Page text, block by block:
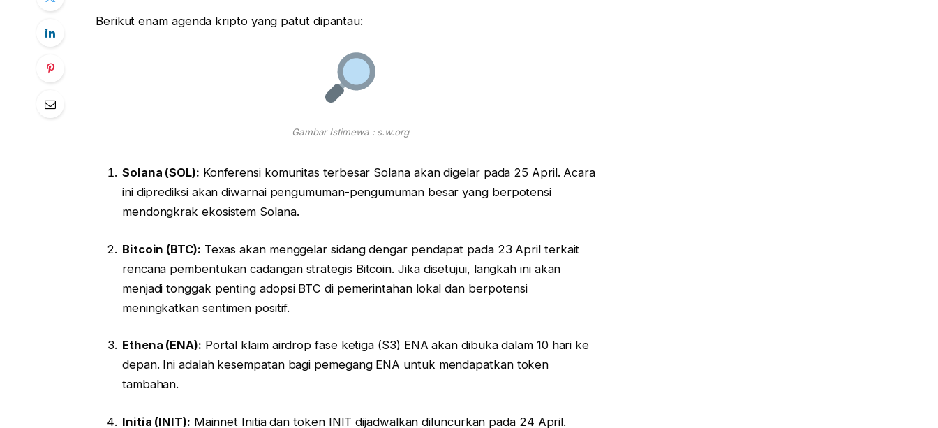
Berikut enam agenda kripto yang patut dipantau:
Gambar Istimewa : s.w.org
Solana (SOL): Konferensi komunitas terbesar Solana akan digelar pada 25 April. Acara
ini diprediksi akan diwarnai pengumuman-pengumuman besar yang berpotensi
mendongkrak ekosistem Solana.
Bitcoin (BTC): Texas akan menggelar sidang dengar pendapat pada 23 April terkait
rencana pembentukan cadangan strategis Bitcoin. Jika disetujui, langkah ini akan
menjadi tonggak penting adopsi BTC di pemerintahan lokal dan berpotensi
meningkatkan sentimen positif.
Ethena (ENA): Portal klaim airdrop fase ketiga (S3) ENA akan dibuka dalam 10 hari ke
depan. Ini adalah kesempatan bagi pemegang ENA untuk mendapatkan token
tambahan.
Initia (INIT): Mainnet Initia dan token INIT dijadwalkan diluncurkan pada 24 April.